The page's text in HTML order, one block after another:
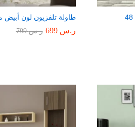
طاولة تلفزيون لون أبيض
ر.س 699 ر.س799